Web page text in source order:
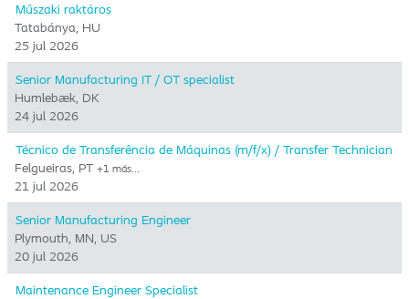
Műszaki raktáros
Tatabánya, HU
25 jul 2026
Senior Manufacturing IT / OT specialist
Humlebæk, DK
24 jul 2026
Técnico de Transferência de Máquinas (m/f/x) / Transfer Technician
Felgueiras, PT +1 más…
21 jul 2026
Senior Manufacturing Engineer
Plymouth, MN, US
20 jul 2026
Maintenance Engineer Specialist